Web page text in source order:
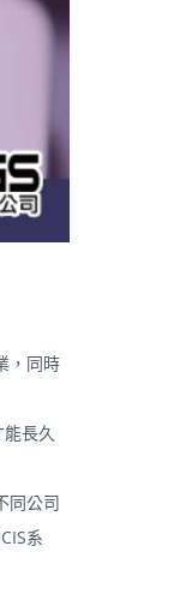
，同時
長久
同公司
系